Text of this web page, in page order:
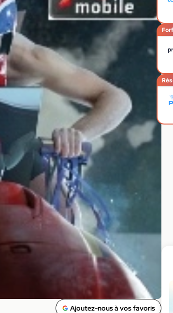
Ajoutez-nous à vos favoris